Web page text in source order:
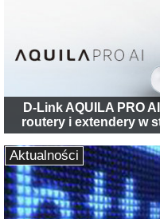
D-Link AQUILA PRO
routery i extendery w
Aktualności